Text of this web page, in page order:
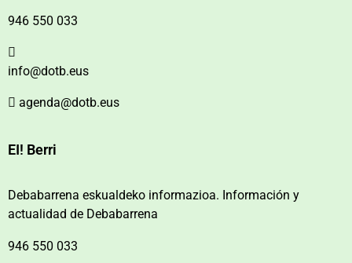
946 550 033
info@dotb.eus
agenda@dotb.eus
EI! Berri
Debabarrena eskualdeko informazioa. Información y
actualidad de Debabarrena
946 550 033